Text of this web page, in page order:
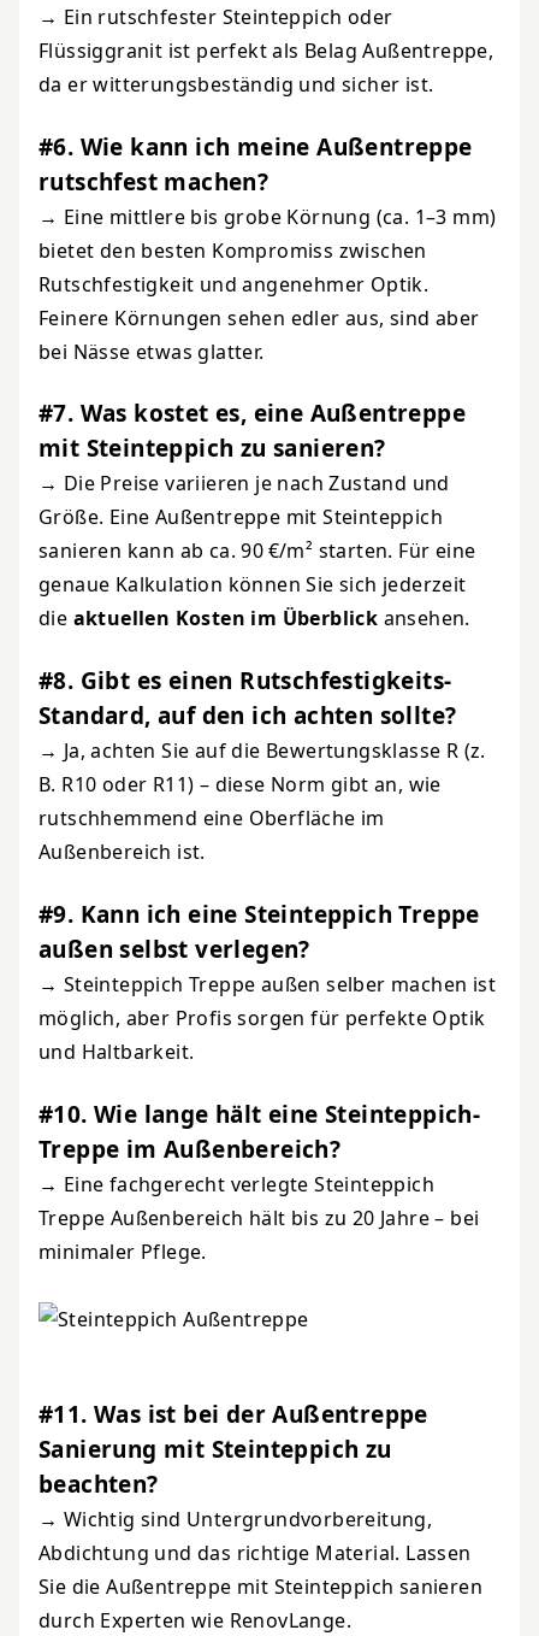
→ Ein rutschfester Steinteppich oder
Flüssiggranit ist perfekt als Belag Außentreppe,
da er witterungsbeständig und sicher ist.
#6. Wie kann ich meine Außentreppe
rutschfest machen?
→ Eine mittlere bis grobe Körnung (ca. 1–3 mm)
bietet den besten Kompromiss zwischen
Rutschfestigkeit und angenehmer Optik.
Feinere Körnungen sehen edler aus, sind aber
bei Nässe etwas glatter.
#7. Was kostet es, eine Außentreppe
mit Steinteppich zu sanieren?
→ Die Preise variieren je nach Zustand und
Größe. Eine Außentreppe mit Steinteppich
sanieren kann ab ca. 90 €/m² starten. Für eine
genaue Kalkulation können Sie sich jederzeit
die aktuellen Kosten im Überblick ansehen.
#8. Gibt es einen Rutschfestigkeits-
Standard, auf den ich achten sollte?
→ Ja, achten Sie auf die Bewertungsklasse R (z.
B. R10 oder R11) – diese Norm gibt an, wie
rutschhemmend eine Oberfläche im
Außenbereich ist.
#9. Kann ich eine Steinteppich Treppe
außen selbst verlegen?
→ Steinteppich Treppe außen selber machen ist
möglich, aber Profis sorgen für perfekte Optik
und Haltbarkeit.
#10. Wie lange hält eine Steinteppich-
Treppe im Außenbereich?
→ Eine fachgerecht verlegte Steinteppich
Treppe Außenbereich hält bis zu 20 Jahre – bei
minimaler Pflege.
#11. Was ist bei der Außentreppe
Sanierung mit Steinteppich zu
beachten?
→ Wichtig sind Untergrundvorbereitung,
Abdichtung und das richtige Material. Lassen
Sie die Außentreppe mit Steinteppich sanieren
durch Experten wie RenovLange.